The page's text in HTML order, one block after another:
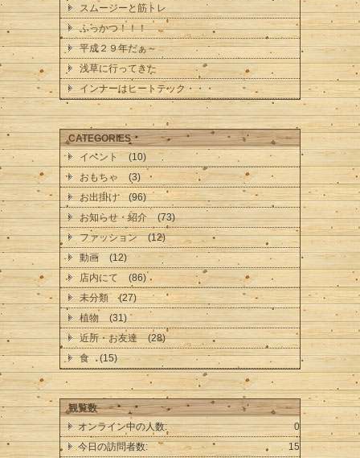
スムージーと筋トレ
ふっかつ！！！
平成２９年だぁ～
浅草に行ってきた
インナーはヒートテック・・・
CATEGORIES
イベント
(10)
おもちゃ
(3)
お出掛け
(96)
お知らせ・紹介
(73)
ファッション
(12)
動画
(12)
店内にて
(86)
未分類
(27)
植物
(31)
近所・お友達
(28)
食
(15)
観覧数
0
オンライン中の人数:
15
今日の訪問者数: